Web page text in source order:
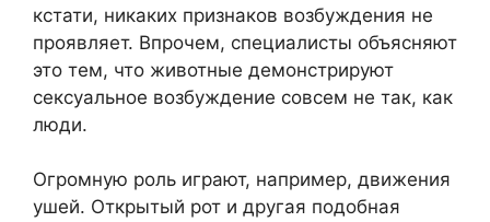
кстати, никаких признаков возбуждения не
проявляет. Впрочем, специалисты объясняют
это тем, что животные демонстрируют
сексуальное возбуждение совсем не так, как
люди.
Огромную роль играют, например, движения
ушей. Открытый рот и другая подобная